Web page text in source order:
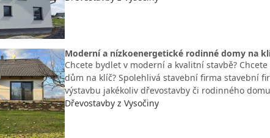
Moderní a nízkoenergetické rodinné domy na
Chcete bydlet v moderní a kvalitní stavbě?
dům na klíč? Spolehlivá stavební firma stavební
výstavbu jakékoliv dřevostavby či rodinného
Dřevostavby z Vysočiny